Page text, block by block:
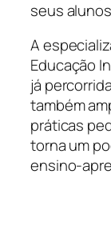
seus
A
Educação
já
também
práticas
torna um
ensino-